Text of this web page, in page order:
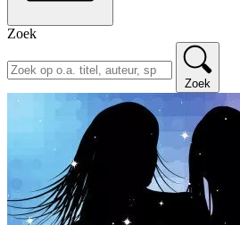
Zoek
Zoek